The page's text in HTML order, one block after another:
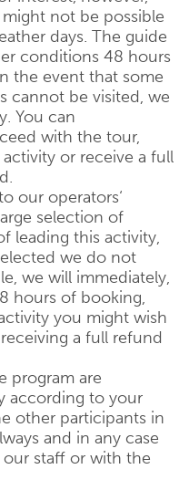
not be possible
days. The guide
conditions 48 hours
the event that some
cannot be visited, we
You can
with the tour,
or receive a full
our operators‘
selection of
leading this activity,
we do not
we will immediately,
hours of booking,
you might wish
a full refund
program are
according to your
other participants in
and in any case
staff or with the